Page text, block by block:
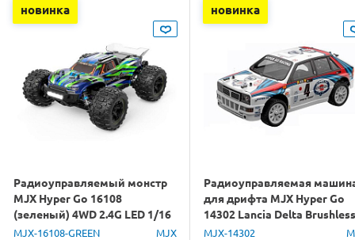
новинка
Радиоуправляемый монстр
MJX Hyper Go 16108
(зеленый) 4WD 2.4G LED 1/16
RTR
MJX-16108-GREEN MJX
новинка
Радиоуправляемая
для дрифта MJX Hyper Go
14302 Lancia Delta Brushless
4WD 2.4G LED 1/14 RTR
MJX-14302